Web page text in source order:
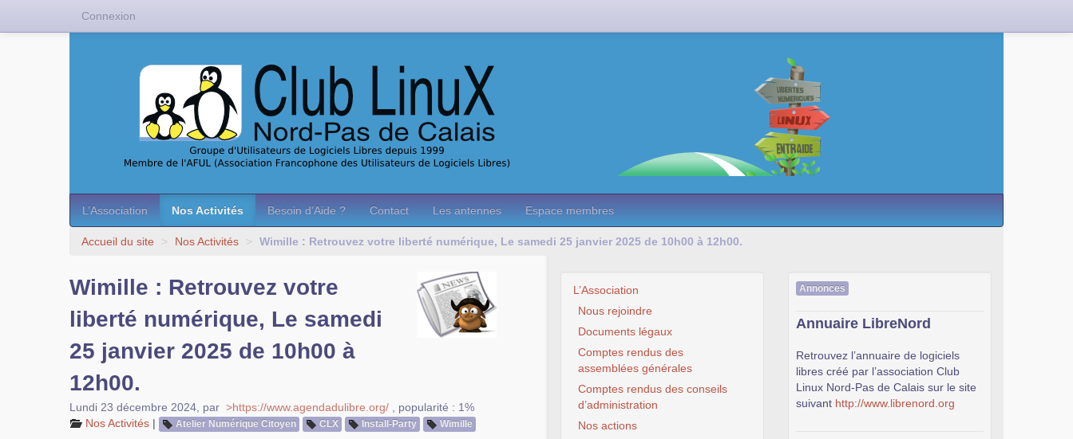
L’Association Nos Activités Besoin d’Aide ? Contact Les antennes Espace membres
Accueil du site > Nos Activités > Wimille : Retrouvez votre liberté numérique, Le samedi 25 janvier 2025 de 10h00 à 12h00.
Wimille : Retrouvez votre
liberté numérique, Le samedi
25 janvier 2025 de 10h00 à
12h00.
Lundi 23 décembre 2024 par >https://www.agendadulibre.org/
popularité : 1%
Nos Activités | Atelier Numérique Citoyen CLX Install-Party Wimille
L’Association
Nous rejoindre
Documents légaux
Comptes rendus des
assemblées générales
Comptes rendus des conseils
d’administration
Nos actions
Annonces
Annuaire LibreNord
Retrouvez l’annuaire de logiciels
libres créé par l’association Club
Linux Nord-Pas de Calais sur le site
suivant http://www.librenord.org
Connexion